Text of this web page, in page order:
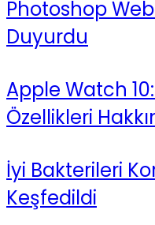
Photoshop
Duyurdu
Apple Watch 10:
Özellikleri
İyi Bakterileri
Keşfedildi